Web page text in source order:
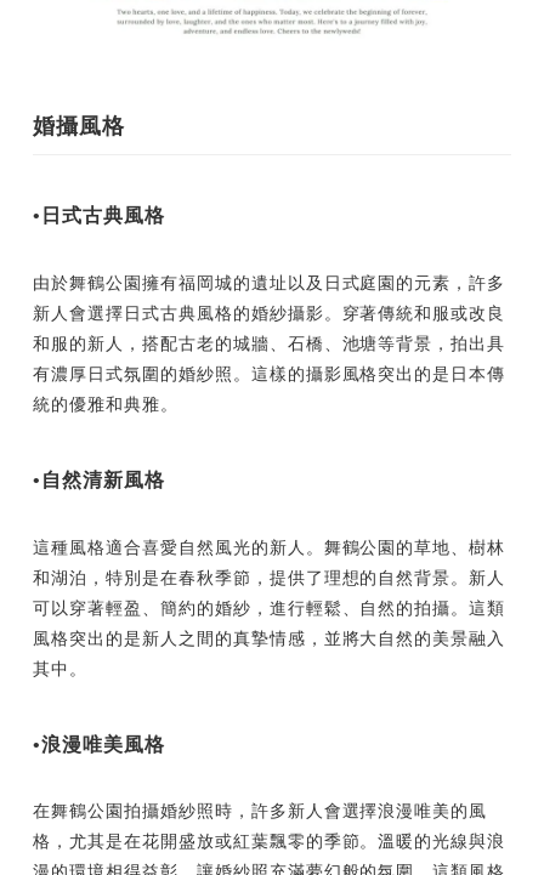
婚攝風格
•日式古典風格
由於舞鶴公園擁有福岡城的遺址以及日式庭園的元素，許多
新人會選擇日式古典風格的婚紗攝影。穿著傳統和服或改良
和服的新人，搭配古老的城牆、石橋、池塘等背景，拍出具
有濃厚日式氛圍的婚紗照。這樣的攝影風格突出的是日本傳
統的優雅和典雅。
•自然清新風格
這種風格適合喜愛自然風光的新人。舞鶴公園的草地、樹林
和湖泊，特別是在春秋季節，提供了理想的自然背景。新人
可以穿著輕盈、簡約的婚紗，進行輕鬆、自然的拍攝。這類
風格突出的是新人之間的真摯情感，並將大自然的美景融入
其中。
•浪漫唯美風格
在舞鶴公園拍攝婚紗照時，許多新人會選擇浪漫唯美的風
格，尤其是在花開盛放或紅葉飄零的季節。溫暖的光線與浪